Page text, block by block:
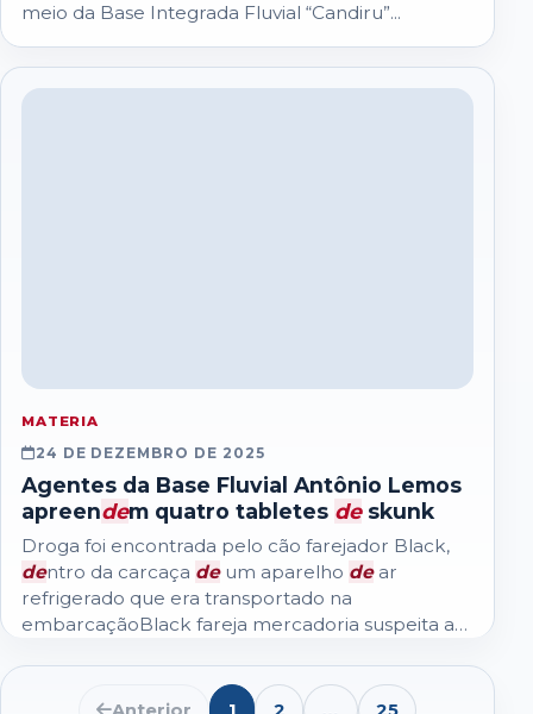
meio da Base Integrada Fluvial “Candiru”...
MATERIA
24 DE DEZEMBRO DE 2025
Agentes da Base Fluvial Antônio Lemos
apreendem quatro tabletes deskunk
Droga foi encontrada pelo cão farejador Black,
dentro da carcaça deum aparelho dear
refrigerado que era transportado na
embarcaçãoBlack fareja mercadoria suspeita a
…